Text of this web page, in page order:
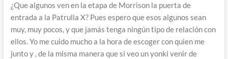
¿Que algunos ven en la etapa de Morrison la puerta de
entrada a la Patrulla X? Pues espero que esos algunos sean
muy, muy pocos, y que jamás tenga ningún tipo de relación con
ellos. Yo me cuido mucho a la hora de escoger con quien me
junto y , de la misma manera que si veo un yonki venir de